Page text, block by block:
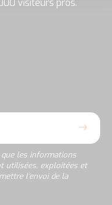
visiteurs pros.
que les informations
utilisées, exploitées et
l’envoi de la